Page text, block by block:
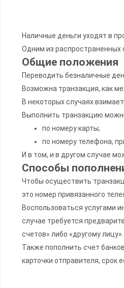
Наличные деньги уходят в
Одним из распространенных
Общие положения
Переводить безналичные
Возможна транзакция, как
В некоторых случаях
Выполнить транзакцию
по номеру карты;
по номеру телефона,
И в том, и в другом случае
Способы
Чтобы осуществить
это номер привязанного
Воспользоваться услугами
случае требуется
счетов» либо «другому лицу».
Также пополнить счет
карточки отправителя, срок